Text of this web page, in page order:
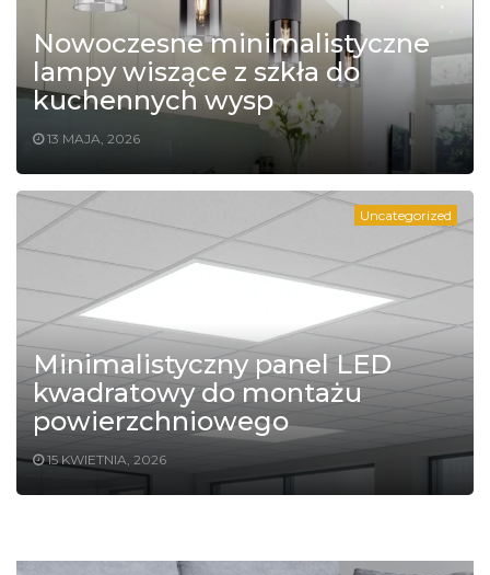
Nowoczesne minimalistyczne
lampy wiszące z szkła do
kuchennych wysp
13 MAJA, 2026
Uncategorized
Minimalistyczny panel LED
kwadratowy do montażu
powierzchniowego
15 KWIETNIA, 2026